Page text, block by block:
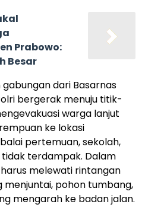
Prabowo:
Besar
dari Basarnas
bergerak menuju titik-
warga lanjut
ke lokasi
pertemuan, sekolah,
terdampak. Dalam
melewati rintangan
pohon tumbang,
mengarah ke badan jalan.